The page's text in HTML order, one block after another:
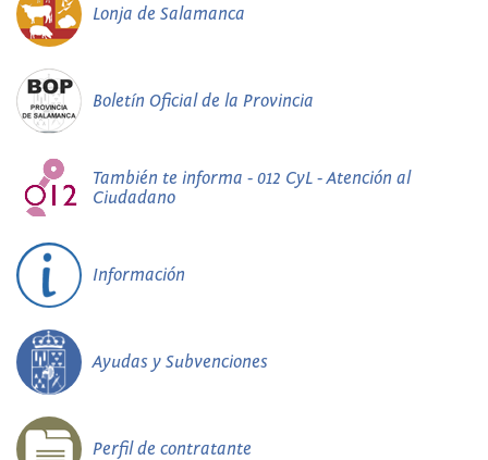
Lonja de Salamanca
Boletín Oficial de la Provincia
También te informa - 012 CyL - Atención al
Ciudadano
Información
Ayudas y Subvenciones
Perfil de contratante